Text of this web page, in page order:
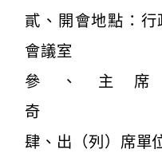
貳、開會地點：
會議室
參、主
奇 記錄
肆、出（列）席單